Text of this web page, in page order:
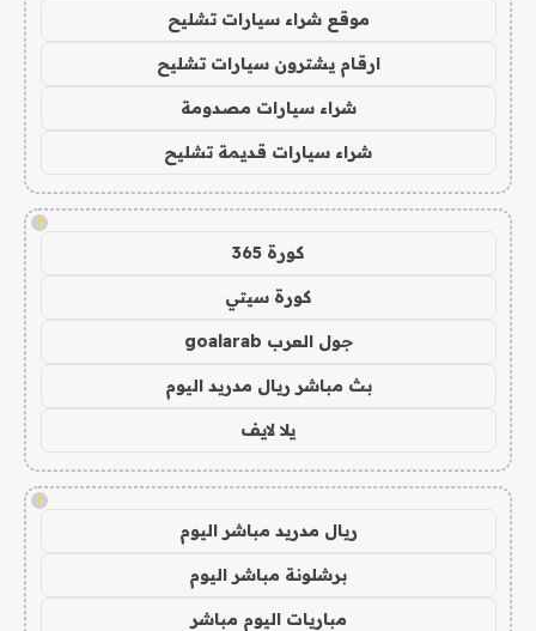
موقع شراء سيارات تشليح
ارقام يشترون سيارات تشليح
شراء سيارات مصدومة
شراء سيارات قديمة تشليح
!
كورة 365
كورة سيتي
جول العرب goalarab
بث مباشر ريال مدريد اليوم
يلا لايف
!
ريال مدريد مباشر اليوم
برشلونة مباشر اليوم
مباريات اليوم مباشر